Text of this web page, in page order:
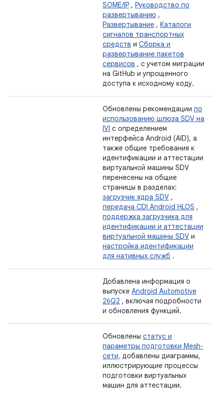
SOME/IP , Руководство по
развертыванию ,
Развертывание , Каталоги
сигналов транспортных
средств и Сборка и
развертывание пакетов
сервисов , с учетом миграции
на GitHub и упрощенного
доступа к исходному коду.
Обновлены рекомендации по
использованию шлюза SDV на
IVI с определением
интерфейса Android (AID), а
также общие требования к
идентификации и аттестации
виртуальной машины SDV
перенесены на общие
страницы в разделах:
загрузчик ядра SDV ,
передача CDI Android HLOS ,
поддержка загрузчика для
идентификации и аттестации
виртуальной машины SDV и
настройка идентификации
для нативных служб .
Добавлена ​​информация о
выпуске Android Automotive
26Q2 , включая подробности
и обновления функций.
Обновлены статус и
параметры подготовки Mesh-
сети, добавлены диаграммы,
иллюстрирующие процессы
подготовки виртуальных
машин для аттестации.